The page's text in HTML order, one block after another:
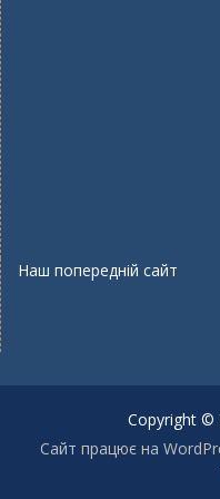
Наш попередній сайт
Copyright ©
Сайт працює на